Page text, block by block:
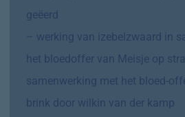
geëerd
– werking van izebelzwaard in
het bloedoffer van Meisje op
samenwerking met het bloed-
brink door wilkin van der kamp